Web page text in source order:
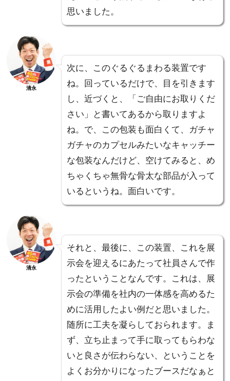
思いました。
清永
次に、このぐるぐるまわる装置です
ね。回っているだけで、目を引きます
し、近づくと、「ご自由にお取りくだ
さい」と書いてあるから取りますよ
ね。で、この包装も面白くて、ガチャ
ガチャのカプセルみたいなキャッチー
な包装なんだけど、空けてみると、め
ちゃくちゃ無骨な骨太な部品が入って
いるというね。面白いです。
清永
それと、最後に、この装置、これを展
示会を迎えるにあたって社員さんで作
ったということなんです。これは、展
示会の準備を社内の一体感を高めるた
めに活用したよい例だと思いました。
随所に工夫を凝らしておられます。ま
ず、立ち止まって手に取ってもらわな
いと良さが伝わらない、ということを
よくお分かりになったブースだなぁと